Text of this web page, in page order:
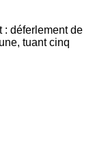
: déferlement de
tuant cinq